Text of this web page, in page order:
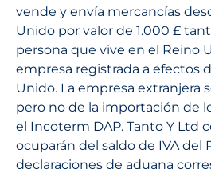
vende y envía mercancías
Unido por valor de 1.000 £
persona que vive en el Reino
empresa registrada a efectos
Unido. La empresa extranjera
pero no de la importación de
el Incoterm DAP. Tanto Y Ltd
ocuparán del saldo de IVA del
declaraciones de aduana